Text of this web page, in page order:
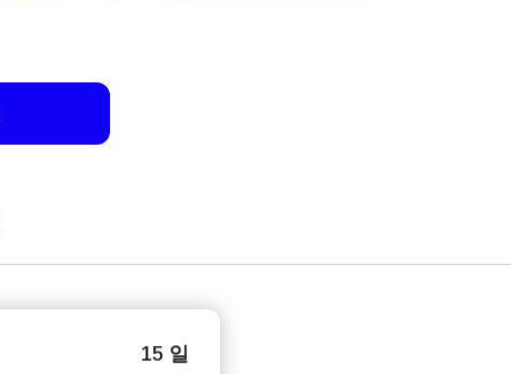
15 일